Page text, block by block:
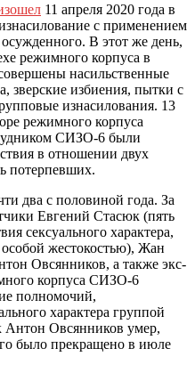
11 апреля 2020 года в
с применением
В этот же день,
режимного корпуса в
насильственные
зверские избиения, пытки с
изнасилования. 13
режимного корпуса
СИЗО-6 были
в отношении двух
потерпевших.
два с половиной года. За
Евгений Стасюк (пять
сексуального характера,
особой жестокостью), Жан
Овсянников, а также экс-
корпуса СИЗО-6
полномочий,
характера группой
Овсянников умер,
было прекращено в июле